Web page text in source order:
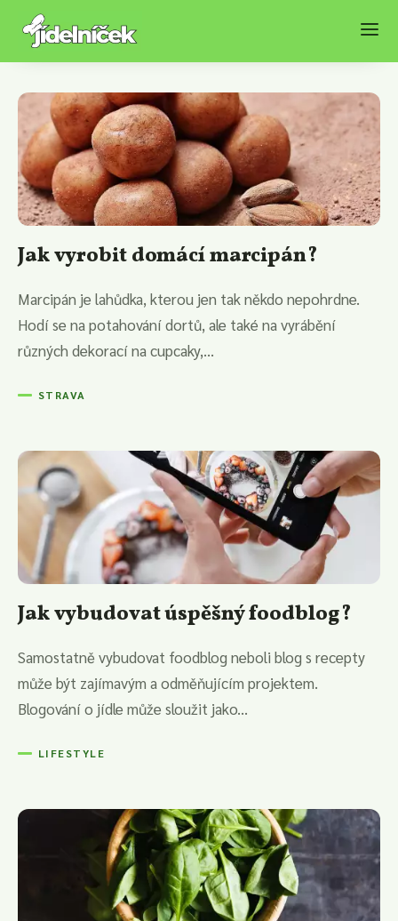
Jak vyrobit domácí marcipán?
Marcipán je lahůdka, kterou jen tak někdo nepohrdne.
Hodí se na potahování dortů, ale také na vyrábění
různých dekorací na cupcaky,...
STRAVA
Jak vybudovat úspěšný foodblog?
Samostatně vybudovat foodblog neboli blog s recepty
může být zajímavým a odměňujícím projektem.
Blogování o jídle může sloužit jako...
LIFESTYLE